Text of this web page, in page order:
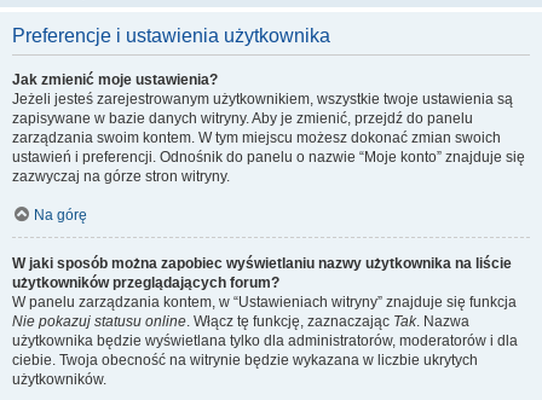
Preferencje i ustawienia użytkownika
Jak zmienić moje ustawienia?
Jeżeli jesteś zarejestrowanym użytkownikiem, wszystkie twoje ustawienia są
zapisywane w bazie danych witryny. Aby je zmienić, przejdź do panelu
zarządzania swoim kontem. W tym miejscu możesz dokonać zmian swoich
ustawień i preferencji. Odnośnik do panelu o nazwie “Moje konto” znajduje się
zazwyczaj na górze stron witryny.
Na górę
W jaki sposób można zapobiec wyświetlaniu nazwy użytkownika na liście
użytkowników przeglądających forum?
W panelu zarządzania kontem, w “Ustawieniach witryny” znajduje się funkcja
Nie pokazuj statusu online. Włącz tę funkcję, zaznaczając Tak. Nazwa
użytkownika będzie wyświetlana tylko dla administratorów, moderatorów i dla
ciebie. Twoja obecność na witrynie będzie wykazana w liczbie ukrytych
użytkowników.